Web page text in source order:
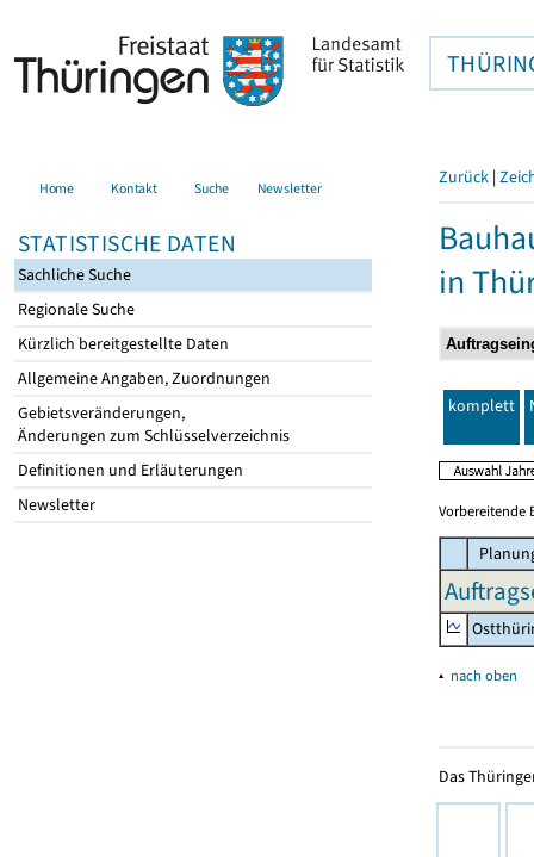
Home Kontakt Suche Newsletter
STATISTISCHE DATEN
Sachliche Suche
Regionale Suche
Kürzlich bereitgestellte Daten
Allgemeine Angaben, Zuordnungen
Gebietsveränderungen,
Änderungen zum Schlüsselverzeichnis
Definitionen und Erläuterungen
Newsletter
Zurück |
in
komplett
Vorbereitende
▴ nach oben
Das